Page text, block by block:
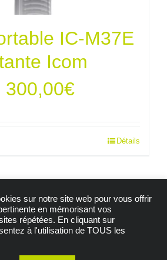
IC-M37E
Icom
Le
était :
339,00€.
300,00€Le
actuel
est :
300,00€.
Détails
-2026| Tous droits réservés |
sur notre site web pour vous offrir
en mémorisant vos
répétées. En cliquant sur
à l'utilisation de TOUS les